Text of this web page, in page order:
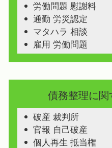
労働問題 慰謝料
通勤 労災認定
マタハラ 相談
雇用 労働問題
債務整理に関
破産 裁判所
官報 自己破産
個人再生 抵当権